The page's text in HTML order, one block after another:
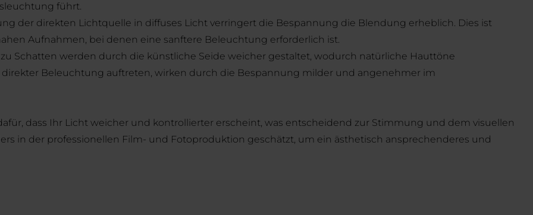
führt.
der direkten Lichtquelle in diffuses Licht verringert die Bespannung die Blendung erheblich. Dies ist
Aufnahmen, bei denen eine sanftere Beleuchtung erforderlich ist.
Schatten werden durch die künstliche Seide weicher gestaltet, wodurch natürliche Hauttöne
Beleuchtung auftreten, wirken durch die Bespannung milder und angenehmer im
dass Ihr Licht weicher und kontrollierter erscheint, was entscheidend zur Stimmung und dem visuellen
in der professionellen Film- und Fotoproduktion geschätzt, um ein ästhetisch ansprechenderes und